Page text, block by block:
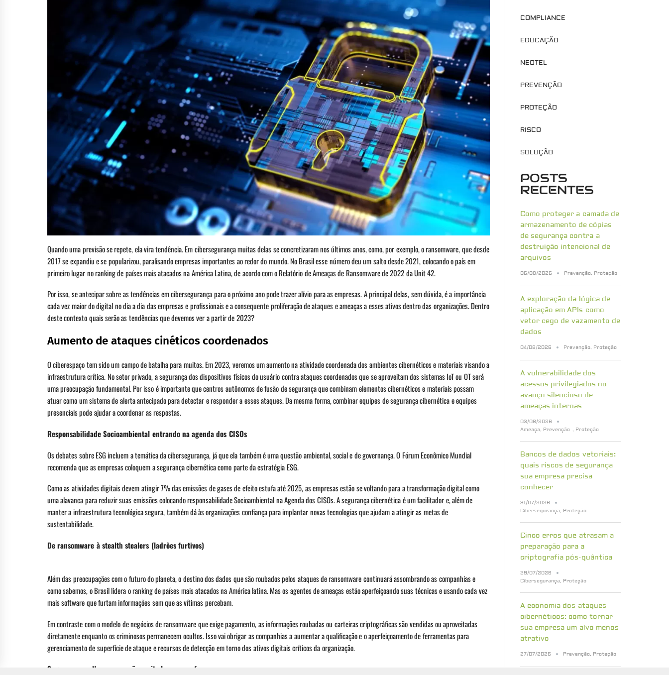
Quando uma previsão se repete, ela vira tendência. Em cibersegurança muitas delas se concretizaram nos últimos anos, como, por exemplo, o ransomware, que desde
2017 se expandiu e se popularizou, paralisando empresas importantes ao redor do mundo. No Brasil esse número deu um salto desde 2021, colocando o país em
primeiro lugar no ranking de países mais atacados na América Latina, de acordo com o Relatório de Ameaças de Ransomware de 2022 da Unit 42.
Por isso, se antecipar sobre as tendências em cibersegurança para o próximo ano pode trazer alívio para as empresas. A principal delas, sem dúvida, é a importância
cada vez maior do digital no dia a dia das empresas e profissionais e a consequente proliferação de ataques e ameaças a esses ativos dentro das organizações. Dentro
deste contexto quais serão as tendências que devemos ver a partir de 2023?
Aumento de ataques cinéticos coordenados
O ciberespaço tem sido um campo de batalha para muitos. Em 2023, veremos um aumento na atividade coordenada dos ambientes cibernéticos e materiais visando a
infraestrutura crítica. No setor privado, a segurança dos dispositivos físicos do usuário contra ataques coordenados que se aproveitam dos sistemas IoT ou OT será
uma preocupação fundamental. Por isso é importante que centros autônomos de fusão de segurança que combinam elementos cibernéticos e materiais possam
atuar como um sistema de alerta antecipado para detectar e responder a esses ataques. Da mesma forma, combinar equipes de segurança cibernética e equipes
presenciais pode ajudar a coordenar as respostas.
Responsabilidade Socioambiental entrando na agenda dos CISOs
Os debates sobre ESG incluem a temática da cibersegurança, já que ela também é uma questão ambiental, social e de governança. O Fórum Econômico Mundial
recomenda que as empresas coloquem a segurança cibernética como parte da estratégia ESG.
Como as atividades digitais devem atingir 7% das emissões de gases de efeito estufa até 2025, as empresas estão se voltando para a transformação digital como
uma alavanca para reduzir suas emissões colocando responsabilidade Socioambiental na Agenda dos CISOs. A segurança cibernética é um facilitador e, além de
manter a infraestrutura tecnológica segura, também dá às organizações confiança para implantar novas tecnologias que ajudam a atingir as metas de
sustentabilidade.
De ransomware à stealth stealers (ladrões furtivos)
Além das preocupações com o futuro do planeta, o destino dos dados que são roubados pelos ataques de ransomware continuará assombrando as companhias e
como sabemos, o Brasil lidera o ranking de países mais atacados na América latina. Mas os agentes de ameaças estão aperfeiçoando suas técnicas e usando cada vez
mais software que furtam informações sem que as vítimas percebam.
Em contraste com o modelo de negócios de ransomware que exige pagamento, as informações roubadas ou carteiras criptográficas são vendidas ou aproveitadas
diretamente enquanto os criminosos permanecem ocultos. Isso vai obrigar as companhias a aumentar a qualificação e o aperfeiçoamento de ferramentas para
gerenciamento de superfície de ataque e recursos de detecção em torno dos ativos digitais críticos da organização.
Segurança na Nuvem mas não muito longe, por favor
COMPLIANCE
EDUCAÇÃO
NEOTEL
PREVENÇÃO
PROTEÇÃO
RISCO
SOLUÇÃO
POSTS
RECENTES
Como proteger a camada de
armazenamento de cópias
de segurança contra a
destruição intencional de
arquivos
06/08/2026 Prevenção, Proteção
A exploração da lógica de
aplicação em APIs como
vetor cego de vazamento de
dados
04/08/2026 Prevenção, Proteção
A vulnerabilidade dos
acessos privilegiados no
avanço silencioso de
ameaças internas
03/08/2026
Ameaça, Prevenção , Proteção
Bancos de dados vetoriais:
quais riscos de segurança
sua empresa precisa
conhecer
31/07/2026
Cibersegurança, Proteção
Cinco erros que atrasam a
preparação para a
criptografia pós-quântica
29/07/2026
Cibersegurança, Proteção
A economia dos ataques
cibernéticos: como tornar
sua empresa um alvo menos
atrativo
27/07/2026 Prevenção, Proteção